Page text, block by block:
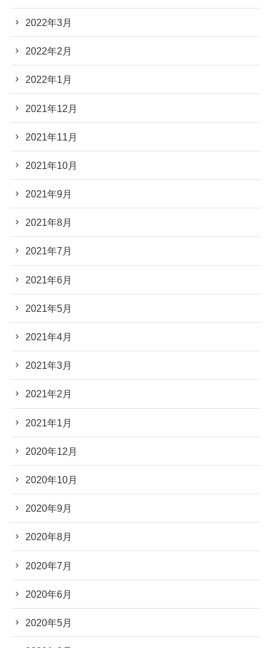
2022年3月
2022年2月
2022年1月
2021年12月
2021年11月
2021年10月
2021年9月
2021年8月
2021年7月
2021年6月
2021年5月
2021年4月
2021年3月
2021年2月
2021年1月
2020年12月
2020年10月
2020年9月
2020年8月
2020年7月
2020年6月
2020年5月